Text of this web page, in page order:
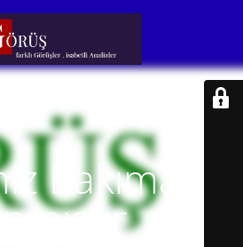
Bakıma